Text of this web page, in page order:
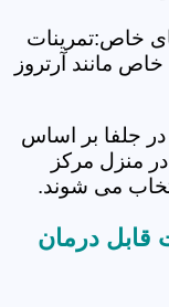
خاص:تمرینات
مانند آرتروز
در جلفا بر اساس
منزل مرکز
می شوند.
قابل درمان